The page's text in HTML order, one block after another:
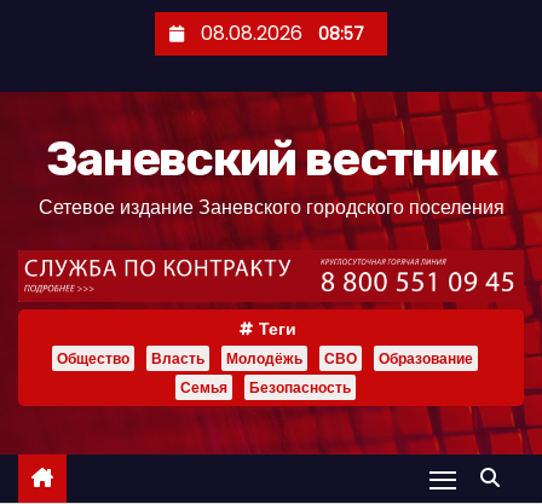
ж
08.08.2026 08:57
Заневский вестник
Сетевое издание Заневского городского поселения
Теги
Общество Власть Молодёжь СВО
Образование
Семья
Безопасность